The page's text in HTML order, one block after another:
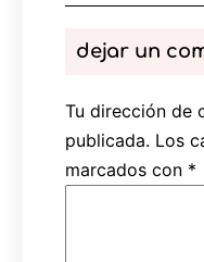
dejar un
Tu dirección de
publicada. Los
marcados con *